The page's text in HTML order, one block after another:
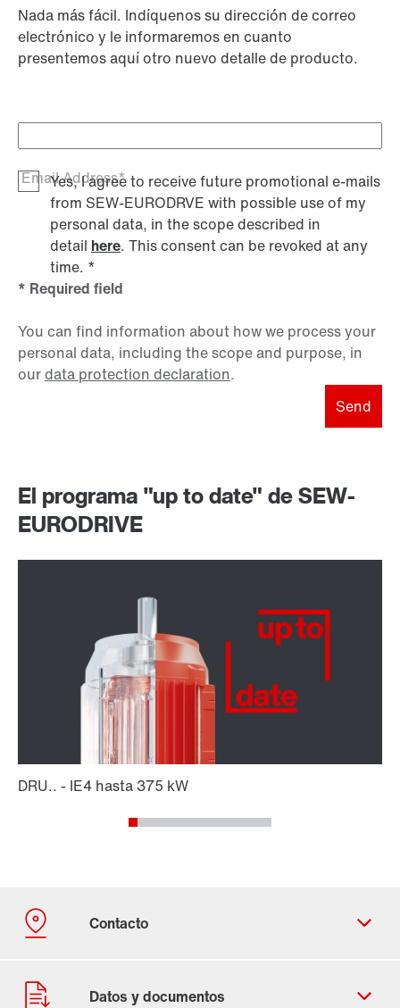
Nada más fácil. Indíquenos su dirección de correo
electrónico y le informaremos en cuanto
presentemos aquí otro nuevo detalle de producto.
Email Address*
Yes, I agree to receive future promotional e-mails
from SEW‑EURODRVE with possible use of my
personal data, in the scope described in
detail here. This consent can be revoked at any
time. *
* Required field
You can find information about how we process your
personal data, including the scope and purpose, in
ourdata protection declaration.
Send
El programa "up to date" de SEW-
EURODRIVE